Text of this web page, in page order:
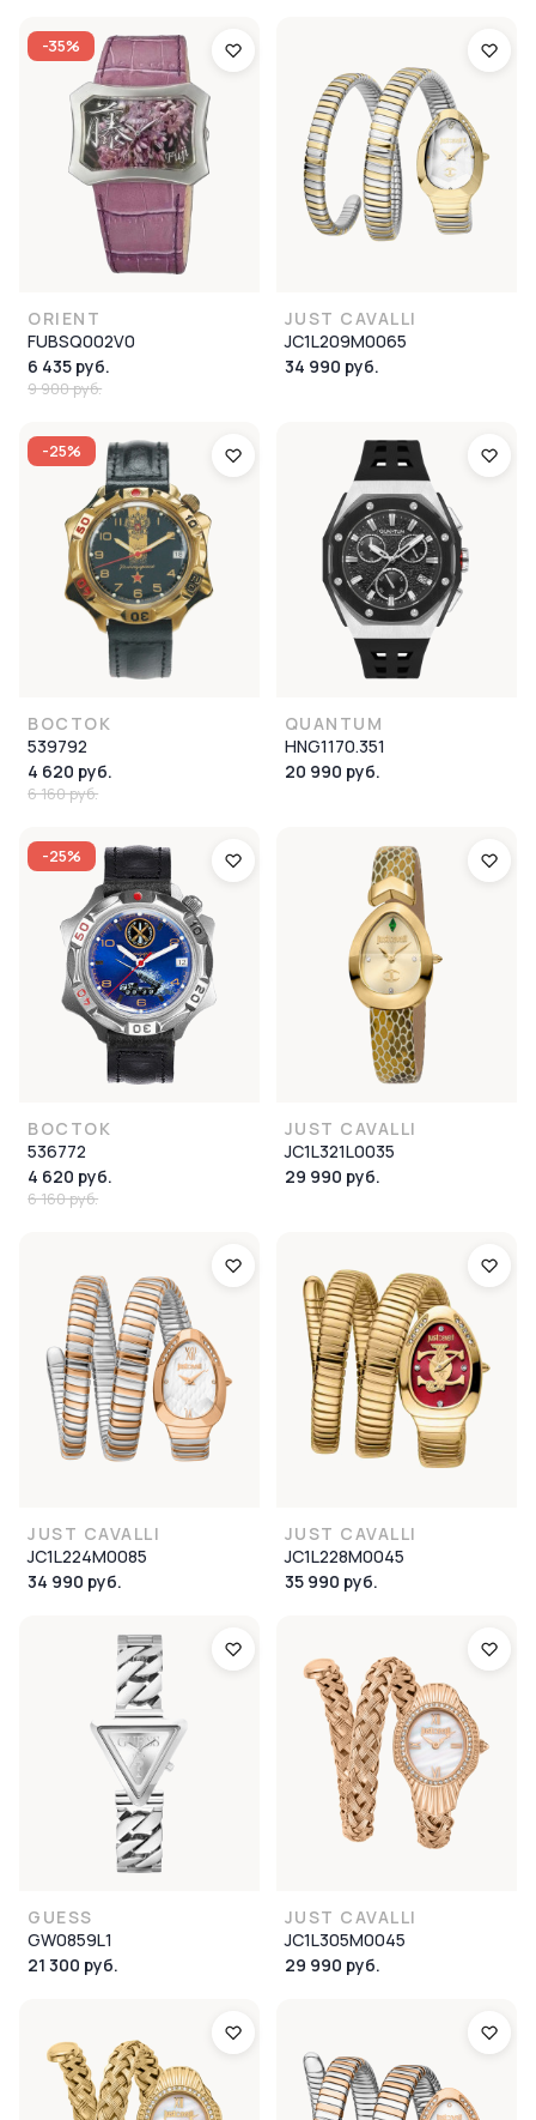
-35%
ORIENT
FUBSQ002V0
6 435 руб.
9 900 руб.
JUST CAVALLI
JC1L209M0065
34 990 руб.
-25%
ВОСТОК
539792
4 620 руб.
6 160 руб.
QUANTUM
HNG1170.351
20 990 руб.
-25%
ВОСТОК
536772
4 620 руб.
6 160 руб.
JUST CAVALLI
JC1L321L0035
29 990 руб.
JUST CAVALLI
JC1L224M0085
34 990 руб.
JUST CAVALLI
JC1L228M0045
35 990 руб.
GUESS
GW0859L1
21 300 руб.
JUST CAVALLI
JC1L305M0045
29 990 руб.